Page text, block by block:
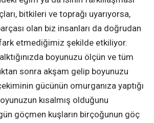
bitkileri ve toprağı uyarıyorsa,
olan biz insanları da doğrudan
etmediğimiz şekilde etkiliyor.
boyunuzu ölçün ve tüm
sonra akşam gelip boyunuzu
gücünün omurganıza yaptığı
kısalmış olduğunu
göçmen kuşların birçoğunun göç